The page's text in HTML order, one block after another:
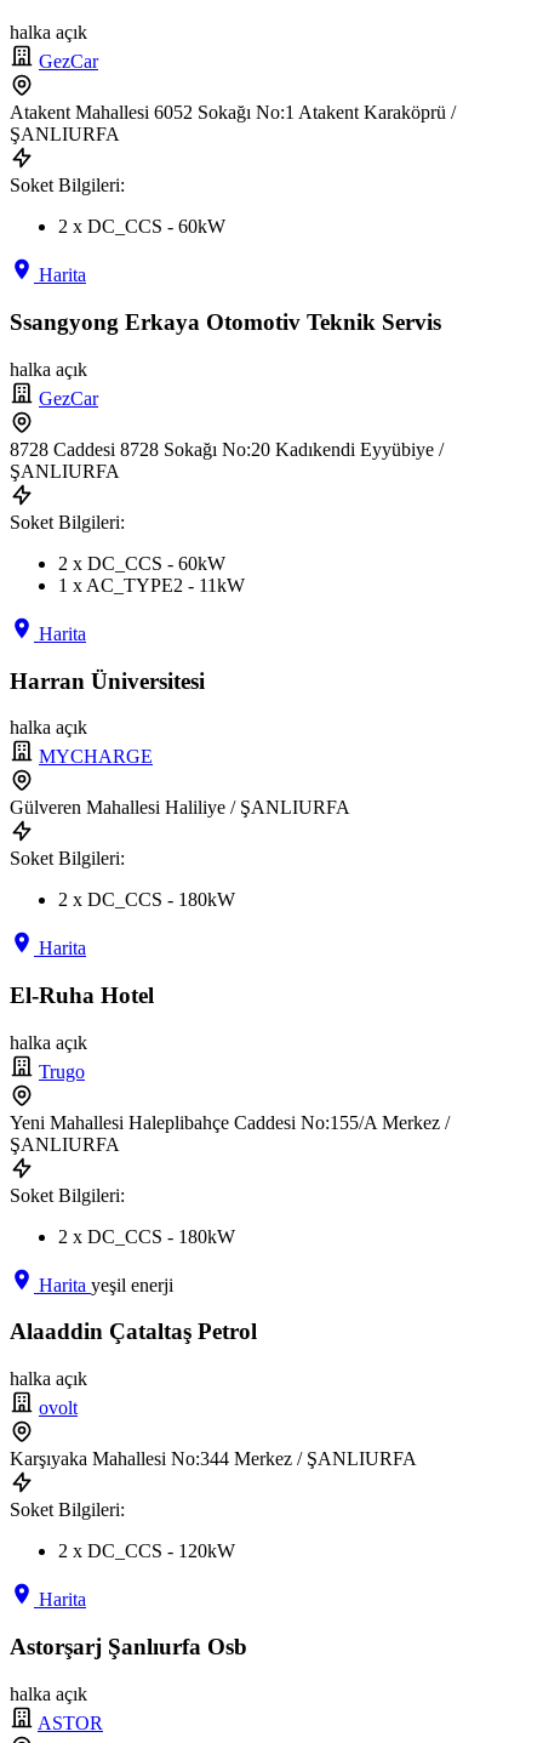
halka açık
GezCar
Atakent Mahallesi 6052 Sokağı No:1 Atakent Karaköprü /
ŞANLIURFA
Soket Bilgileri:
2 x DC_CCS - 60kW
Harita
Ssangyong Erkaya Otomotiv Teknik Servis
halka açık
GezCar
8728 Caddesi 8728 Sokağı No:20 Kadıkendi Eyyübiye /
ŞANLIURFA
Soket Bilgileri:
2 x DC_CCS - 60kW
1 x AC_TYPE2 - 11kW
Harita
Harran Üniversitesi
halka açık
MYCHARGE
Gülveren Mahallesi Haliliye / ŞANLIURFA
Soket Bilgileri:
2 x DC_CCS - 180kW
Harita
El-Ruha Hotel
halka açık
Trugo
Yeni Mahallesi Haleplibahçe Caddesi No:155/A Merkez /
ŞANLIURFA
Soket Bilgileri:
2 x DC_CCS - 180kW
Harita yeşil enerji
Alaaddin Çataltaş Petrol
halka açık
ovolt
Karşıyaka Mahallesi No:344 Merkez / ŞANLIURFA
Soket Bilgileri:
2 x DC_CCS - 120kW
Harita
Astorşarj Şanlıurfa Osb
halka açık
ASTOR